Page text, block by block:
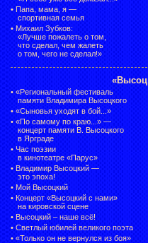
• Папа, мама, я —
спортивная семья
• Михаил Зубков:
«Лучше пожалеть о том,
что сделал, чем жалеть
о том, чего не сделал!»
• «Региональный фестиваль
памяти Владимира Высоцкого
• «Сыновья уходят в бой...»
• «По самому по краю...» —
концерт памяти В. Высоцкого
в Ярграде
• Час поэзии
в кинотеатре «Парус»
• Владимир Высоцкий —
это эпоха!
• Мой Высоцкий
• Концерт «Высоцкий с нами»
на кировской сцене
• Высоцкий – наше всё!
• Светлый юбилей великого поэта
• «Только он не вернулся из боя»